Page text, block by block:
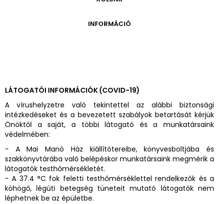
PÉCSI JÓZSEF - A NÉVADÓ
ARCHÍVUM 2014-2018
INFORMÁCIÓ
MEGKÖZELÍTÉS
LÁTOGATÓI INFORMÁCIÓK (COVID-19)
A vírushelyzetre való tekintettel az alábbi biztonsági
intézkedéseket és a bevezetett szabályok betartását kérjük
Önöktől a saját, a többi látogató és a munkatársaink
védelmében:
- A Mai Manó Ház kiállítótereibe, könyvesboltjába és
szakkönyvtárába való belépéskor munkatársaink megmérik a
látogatók testhőmérsékletét.
- A 37.4 °C fok feletti testhőmérséklettel rendelkezők és a
köhögő, légúti betegség tüneteit mutató látogatók nem
léphetnek be az épületbe.